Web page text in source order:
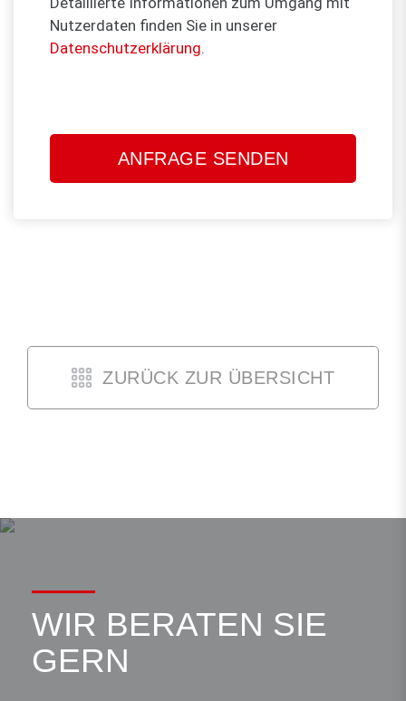
Nutzerdaten finden Sie in unserer
Datenschutzerklärung.
lasse
ZURÜCK ZUR ÜBERSICHT
WIR BERATEN SIE
GERN